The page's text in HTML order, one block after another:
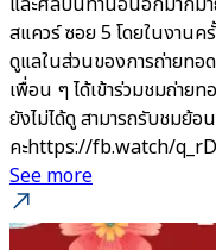
สแควร์ ซอย 5 โดยในงานค
ดูแลในส่วนของการถ่ายทอ
เพื่อน ๆ ได้เข้าร่วมชมถ่าย
ยังไม่ได้ดู สามารถรับชมย้
คะhttps://fb.watch/
See more